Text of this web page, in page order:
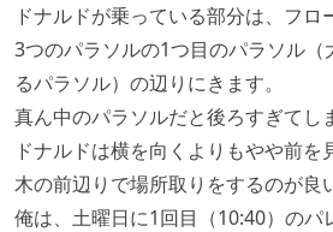
ドナルドが乗っている部分は、フロ
3つのパラソルの1つ目のパラソル（
るパラソル）の辺りにきます。
真ん中のパラソルだと後ろすぎてし
ドナルドは横を向くよりもやや前を
木の前辺りで場所取りをするのが良
俺は、土曜日に1回目（10:40）のパ